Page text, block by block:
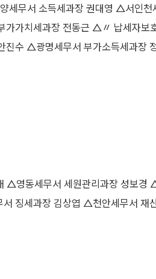
무서 소득세과장 권대영 △서인천
가치세과장 전동근 △〃 납세자보
수 △광명세무서 부가소득세과장
△영동세무서 세원관리과장 성보경
징세과장 김상엽 △천안세무서 재